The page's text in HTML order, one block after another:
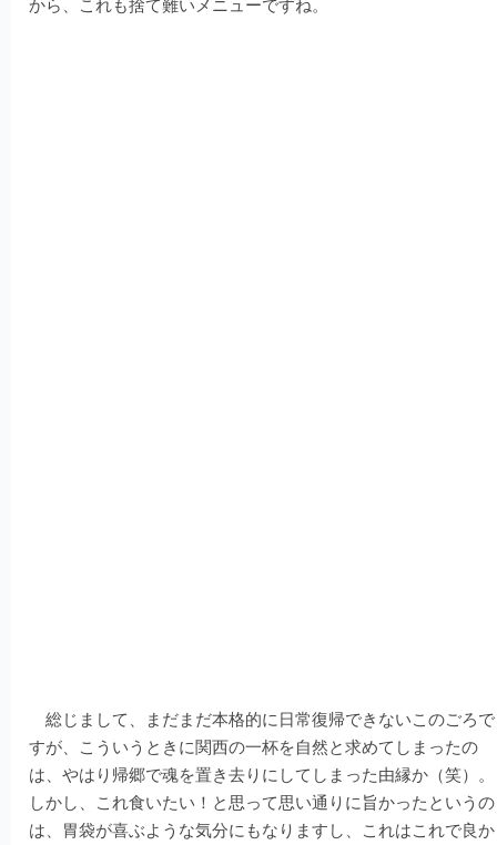
から、これも捨て難いメニューですね。
総じまして、まだまだ本格的に日常復帰できないこのごろで
すが、こういうときに関西の一杯を自然と求めてしまったの
は、やはり帰郷で魂を置き去りにしてしまった由縁か（笑）。
しかし、これ食いたい！と思って思い通りに旨かったというの
は、胃袋が喜ぶような気分にもなりますし、これはこれで良か